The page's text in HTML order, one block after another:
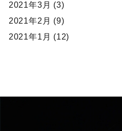
2021年3月 (3)
2021年2月 (9)
2021年1月 (12)